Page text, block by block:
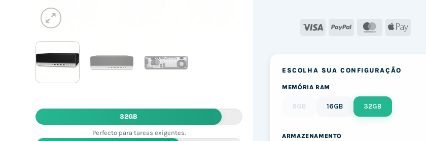
32GB
Perfecto para tareas exigentes.
Visa PayPal MasterCard
Apple
ESCOLHA SUA CONFIGURAÇÃO
MEMÓRIA RAM
8GB 16GB 32GB
ARMAZENAMENTO